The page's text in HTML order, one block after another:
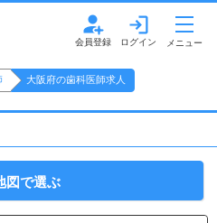
大阪府の歯科医師求人
図で選ぶ